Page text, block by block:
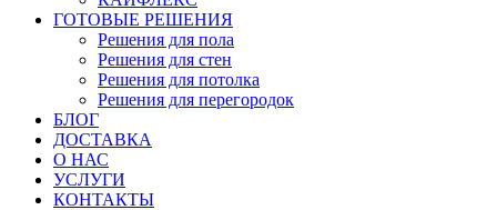
ГОТОВЫЕ РЕШЕНИЯ
Решения для пола
Решения для стен
Решения для потолка
Решения для перегородок
БЛОГ
ДОСТАВКА
О НАС
УСЛУГИ
КОНТАКТЫ